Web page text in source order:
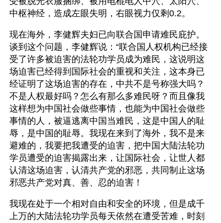
中枢神经，造成左眼失明，右眼视力仅剩0.2。
现在海外，李健辉夫妇已向联合国申请难民庇护。
谈到这个问题，李健辉说：“联合国人权机构已经接
受了许多被迫害的法轮功学员成为难民，这说明这
场迫害已经得到国际社会的重视和关注，这本身已
经证明了这场迫害的存在，中共不是号称强大吗？
不是人权最好吗？怎么有那么多难民呀？而且像我
这样想为中国社会做些事情，也能为中国社会做些
事情的人，被逼逃离中国当难民，这是中国人的耻
辱，是中国的耻辱。我现在来到了海外，我不是来
避难的，我要把我遭受的迫害，把中国大陆法轮功
学员遭受的迫害揭露出来，让国际社会，让世人都
认清这场迫害，认清共产党的邪恶，共同制止这场
邪恶共产党对真、善、忍的迫害！
我现在处于一个相对自由和安全的环境，但是成千
上万的大陆法轮功学员每天依然在遭受苦难，时刻